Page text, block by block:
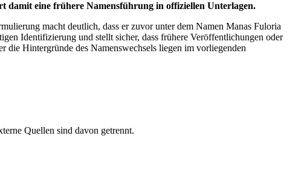
damit eine frühere Namensführung in offiziellen Unterlagen.
macht deutlich, dass er zuvor unter dem Namen Manas Fuloria
Identifizierung und stellt sicher, dass frühere Veröffentlichungen oder
Hintergründe des Namenswechsels liegen im vorliegenden
Quellen sind davon getrennt.